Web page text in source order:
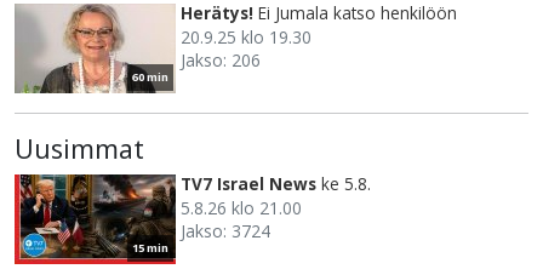
60 min
Herätys! Ei Jumala katso henkilöön
20.9.25 klo 19.30
Jakso: 206
Uusimmat
15 min
TV7 Israel News ke 5.8.
5.8.26 klo 21.00
Jakso: 3724